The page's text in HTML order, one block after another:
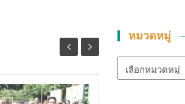
หมวดหมู่
หมู่